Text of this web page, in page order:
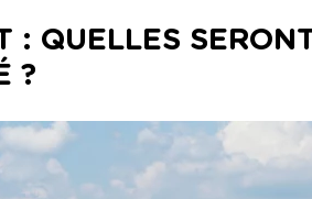
: QUELLES
?